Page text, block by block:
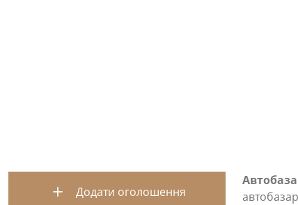
Додати оголошення